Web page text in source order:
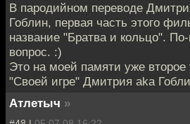
В пародийном переводе
Гоблин, первая часть этого
название "Братва и кольцо".
вопрос. :)
Это на моей памяти уже
"Своей игре" Дмитрия aka
Атлетыч »